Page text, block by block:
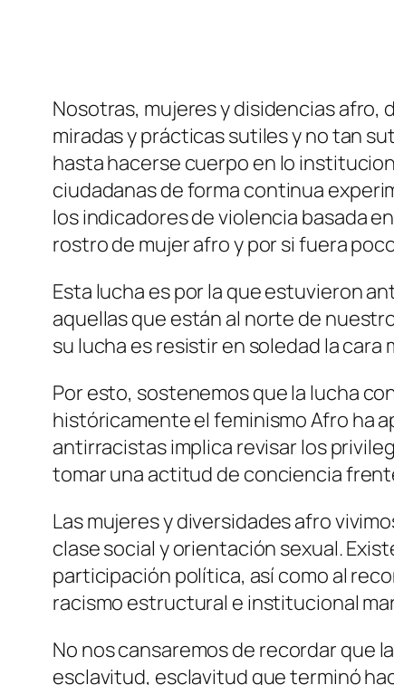
Nosotras, mujeres y disidencias afro,
miradas y prácticas sutiles y no tan
hasta hacerse cuerpo en lo
ciudadanas de forma continua
los indicadores de violencia basada
rostro de mujer afro y por si fuera
Esta lucha es por la que estuvieron
aquellas que están al norte de
su lucha es resistir en soledad la cara
Por esto, sostenemos que la lucha
históricamente el feminismo Afro ha
antirracistas implica revisar los
tomar una actitud de conciencia
Las mujeres y diversidades afro
clase social y orientación sexual.
participación política, así como al
racismo estructural e institucional
No nos cansaremos de recordar que
esclavitud, esclavitud que terminó